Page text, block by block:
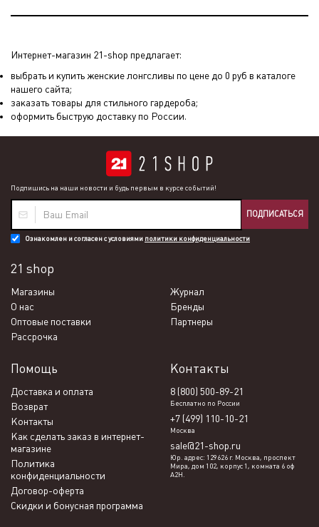
Интернет-магазин 21-shop предлагает:
выбрать и купить женские лонгсливы по цене до 0 руб в каталоге
нашего сайта;
заказать товары для стильного гардероба;
оформить быструю доставку по России.
Подпишись на наши новости и будь первым в курсе событий!
ПОДПИСАТЬСЯ
Ознакомлен и согласен с условиями политики конфиденциальности
21 shop
Магазины
Журнал
О нас
Бренды
Оптовые поставки
Партнеры
Рассрочка
Помощь
Доставка и оплата
Возврат
Контакты
Как сделать заказ в интернет-
магазине
Политика
конфиденциальности
Договор-оферта
Скидки и бонусная программа
Контакты
8 (800) 500-89-21
Бесплатно по России
+7 (499) 110-10-21
Москва
sale@21-shop.ru
Юр. адрес: 129626 г. Москва, проспект
Мира, дом 102, корпус 1, комната 6 оф
А2Н.